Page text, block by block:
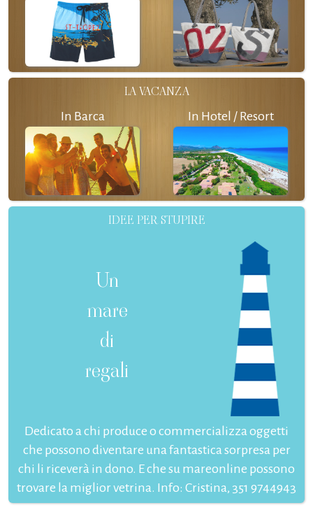
LA VACANZA
In Barca In Hotel / Resort
IDEE PER STUPIRE
Un
mare
di
regali
Dedicato a chi produce o commercializza oggetti
che possono diventare una fantastica sorpresa per
chi li riceverà in dono. E che su mareonline possono
trovare la miglior vetrina. Info: Cristina, 351 9744943